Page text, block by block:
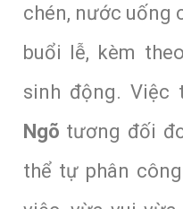
chén, nước uống
buổi lễ, kèm
sinh động. Việc
Ngõ tương đối
thể tự phân